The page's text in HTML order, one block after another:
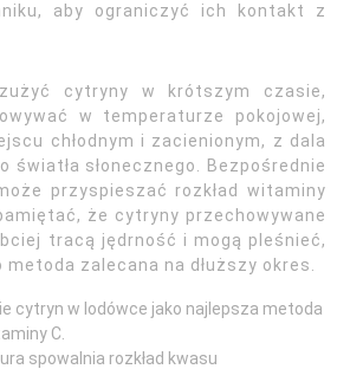
aby ograniczyć ich kontakt z
cytryny w krótszym czasie,
w temperaturze pokojowej,
chłodnym i zacienionym, z dala
światła słonecznego. Bezpośrednie
przyspieszać rozkład witaminy
że cytryny przechowywane
tracą jędrność i mogą pleśnieć,
zalecana na dłuższy okres.
cytryn w lodówce jako najlepsza metoda
C.
spowalnia rozkład kwasu